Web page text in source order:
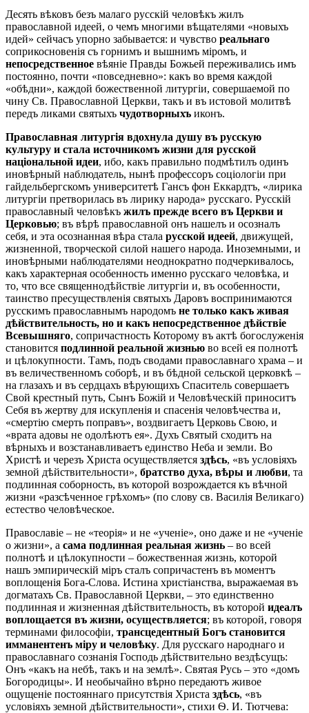
Десять вѣковъ безъ малаго русскій человѣкъ жилъ
православной идеей, о чемъ многими вѣщателями «новыхъ
идей» сейчасъ упорно забывается: и чувство реальнаго
соприкосновенія съ горнимъ и вышнимъ міромъ, и
непосредственное вѣяніе Правды Божьей переживались имъ
постоянно, почти «повседневно»: какъ во время каждой
«обѣдни», каждой божественной литургіи, совершаемой по
чину Св. Православной Церкви, такъ и въ истовой молитвѣ
передъ ликами святыхъ чудотворныхъ иконъ.
Православная литургія вдохнула душу въ русскую
культуру и стала источникомъ жизни для русской
національной идеи, ибо, какъ правильно подмѣтилъ одинъ
иновѣрный наблюдатель, нынѣ профессоръ соціологіи при
гайдельбергскомъ университетѣ Гансъ фон Еккардтъ, «лирика
литургіи претворилась въ лирику народа» русскаго. Русскій
православный человѣкъ жилъ прежде всего въ Церкви и
Церковью; въ вѣрѣ православной онъ нашелъ и осозналъ
себя, и эта осознанная вѣра стала русской идеей, движущей,
жизненной, творческой силой нашего народа. Иноземными, и
иновѣрными наблюдателями неоднократно подчеркивалось,
какъ характерная особенность именно русскаго человѣка, и
то, что все священнодѣйствіе литургіи и, въ особенности,
таинство пресуществленія святыхъ Даровъ воспринимаются
русскимъ православнымъ народомъ не только какъ живая
дѣйствительность, но и какъ непосредственное дѣйствіе
Всевышняго, сопричастность Которому въ актѣ богослуженія
становится подлинной реальной жизнью во всей ея полнотѣ
и цѣлокупности. Тамъ, подъ сводами православнаго храма – и
въ величественномъ соборѣ, и въ бѣдной сельской церковкѣ –
на глазахъ и въ сердцахъ вѣрующихъ Спаситель совершаетъ
Свой крестный путь, Сынъ Божій и Человѣческій приноситъ
Себя въ жертву для искупленія и спасенія человѣчества и,
«смертію смерть поправъ», воздвигаетъ Церковь Свою, и
«врата адовы не одолѣютъ ея». Духъ Святый сходитъ на
вѣрныхъ и возстанавливаетъ единство Неба и земли. Во
Христѣ и черезъ Христа осуществляется здѣсь, «въ условіяхъ
земной дѣйствительности», братство духа, вѣры и любви, та
подлинная соборность, въ которой возрождается къ вѣчной
жизни «разсѣченное грѣхомъ» (по слову св. Василія Великаго)
естество человѣческое.
Православіе – не «теорія» и не «ученіе», оно даже и не «ученіе
о жизни», а сама подлинная реальная жизнь – во всей
полнотѣ и цѣлокупности – божественная жизнь, которой
нашъ эмпирическій міръ сталъ сопричастенъ въ моментъ
воплощенія Бога-Слова. Истина христіанства, выражаемая въ
догматахъ Св. Православной Церкви, – это единственно
подлинная и жизненная дѣйствительность, въ которой идеалъ
воплощается въ жизни, осуществляется; въ которой, говоря
терминами философіи, трансцедентный Богъ становится
имманентенъ міру и человѣку. Для русскаго народнаго и
православнаго сознанія Господь дѣйствительно вездѣсущъ:
Онъ «какъ на небѣ, такъ и на землѣ». Святая Русь – это «домъ
Богородицы». И необычайно вѣрно передаютъ живое
ощущеніе постояннаго присутствія Христа здѣсь, «въ
условіяхъ земной дѣйствительности», стихи Ѳ. И. Тютчева: